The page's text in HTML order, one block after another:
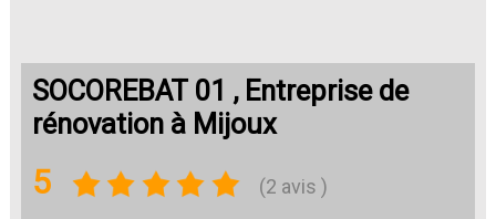
SOCOREBAT 01 , Entreprise de
rénovation à Mijoux
5 (2 avis )